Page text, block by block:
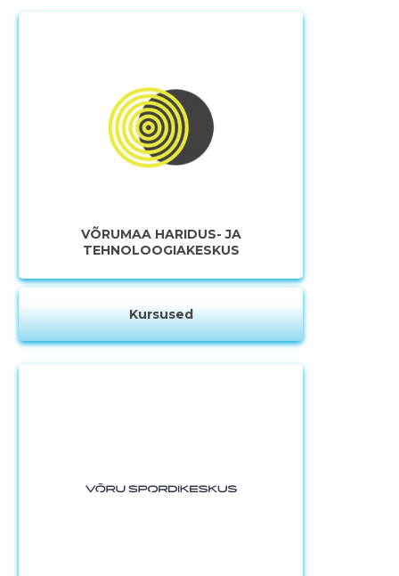
VÕRUMAA HARIDUS- JA
TEHNOLOOGIAKESKUS
Kursused